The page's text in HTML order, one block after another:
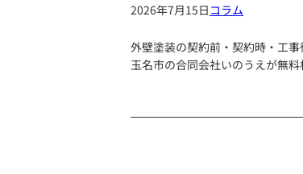
2026年7月15日 コラム
外壁塗装の契約前・契約時・工
玉名市の合同会社いのうえが無料